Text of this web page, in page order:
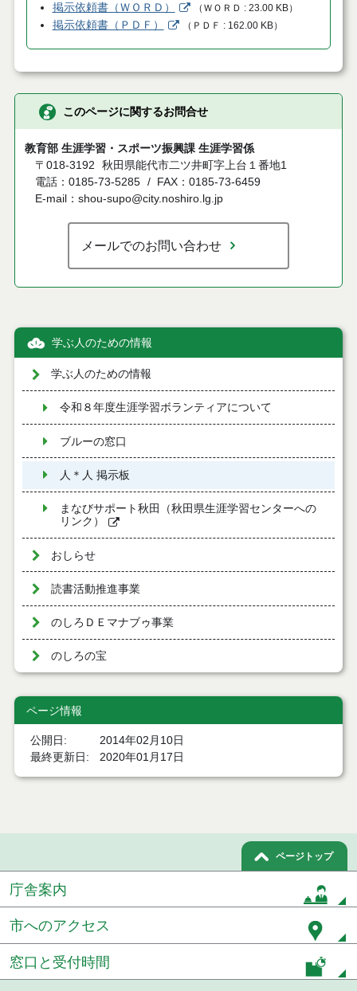
掲示依頼書（ＷＯＲＤ） （ ＷＯＲＤ 23.00 KB）
掲示依頼書（ＰＤＦ） （ ＰＤＦ 162.00 KB）
このページに関するお問合せ
教育部 生涯学習・スポーツ振興課 生涯学習係
〒018-3192
秋田県能代市二ツ井町字上台１番地1
電話：0185-73-5285
FAX：0185-73-6459
E-mail：shou-supo@city.noshiro.lg.jp
メールでのお問い合わせ
学ぶ人のための情報
学ぶ人のための情報
令和８年度生涯学習ボランティアについて
ブルーの窓口
人＊人 掲示板
まなびサポート秋田（秋田県生涯学習センターへの
リンク）
おしらせ
読書活動推進事業
のしろＤＥマナブゥ事業
のしろの宝
ページ情報
公開日
2014年02月10日
最終更新日
2020年01月17日
ページトップ
庁舎案内
市へのアクセス
窓口と受付時間